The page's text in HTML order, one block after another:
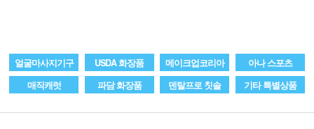
얼굴마사지기구 USDA 화장품 메이크업코리아
아나 스포츠
매직캐럿
파담 화장품 덴탈프로 칫솔 기타 특별상품